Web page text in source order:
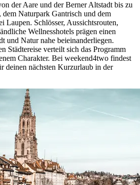
der Aare und der Berner Altstadt bis zu
Naturpark Gantrisch und dem
Laupen. Schlösser, Aussichtsrouten,
Wellnesshotels prägen einen
und Natur nahe beieinanderliegen.
Städtereise verteilt sich das Programm
Charakter. Bei weekend4two findest
deinen nächsten Kurzurlaub in der